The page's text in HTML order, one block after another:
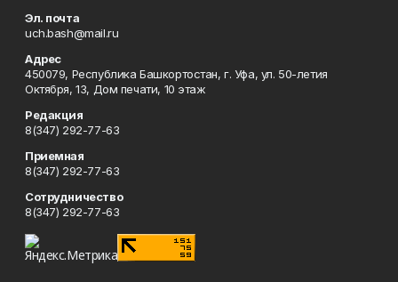
Эл. почта
uch.bash@mail.ru
Адрес
450079, Республика Башкортостан, г. Уфа, ул. 50-летия
Октября, 13, Дом печати, 10 этаж
Редакция
8(347) 292-77-63
Приемная
8(347) 292-77-63
Сотрудничество
8(347) 292-77-63